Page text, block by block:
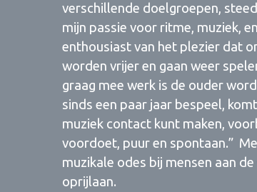
verschillende doelgroepen,
mijn passie voor ritme, muziek,
enthousiast van het plezier dat
worden vrijer en gaan weer
graag mee werk is de ouder
sinds een paar jaar bespeel,
muziek contact kunt maken,
voordoet, puur en spontaan.”
muzikale odes bij mensen aan
oprijlaan.